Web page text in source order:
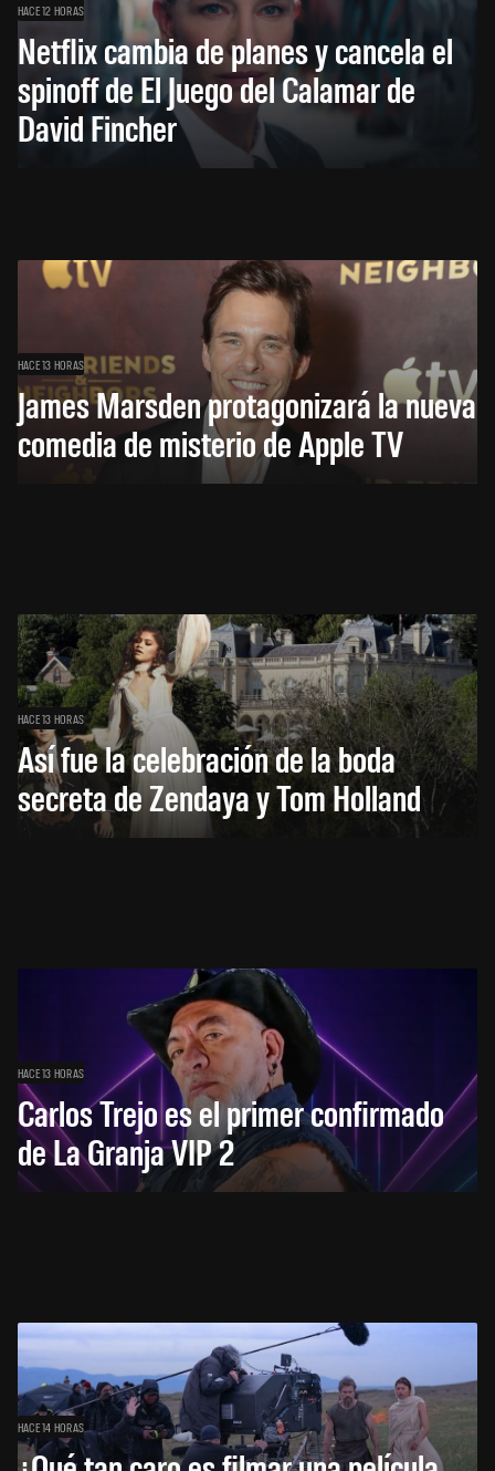
HACE 12 HORAS
Netflix cambia de planes y cancela el
spinoff de El Juego del Calamar de
David Fincher
HACE 13 HORAS
James Marsden protagonizará la nueva
comedia de misterio de Apple TV
HACE 13 HORAS
Así fue la celebración de la boda
secreta de Zendaya y Tom Holland
HACE 13 HORAS
Carlos Trejo es el primer confirmado
de La Granja VIP 2
HACE 14 HORAS